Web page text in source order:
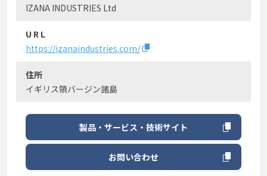
IZANA INDUSTRIES Ltd
U R L
https://izanaindustries.com/
住所
イギリス領バージン諸島
製品・サービス・技術サイト
お問い合わせ